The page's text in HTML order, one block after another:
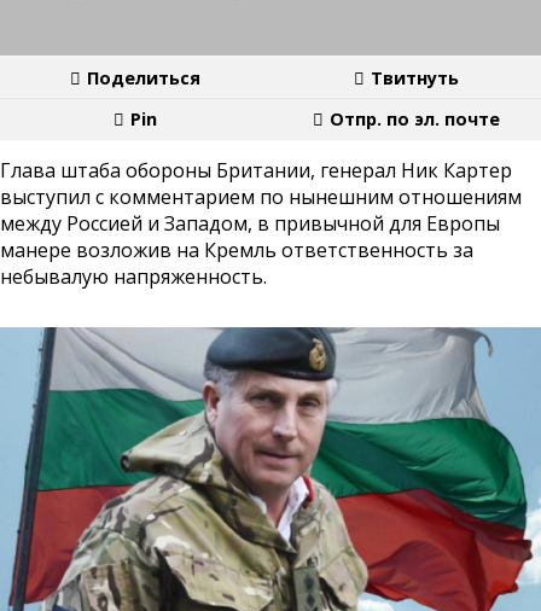
Поделиться
Твитнуть
Pin
Отпр. по эл. почте
Глава штаба обороны Британии, генерал Ник Картер
выступил с комментарием по нынешним отношениям
между Россией и Западом, в привычной для Европы
манере возложив на Кремль ответственность за
небывалую напряженность.